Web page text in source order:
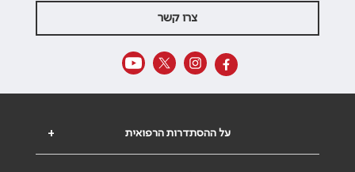
צרו קשר
+ על ההסתדרות הרפואית